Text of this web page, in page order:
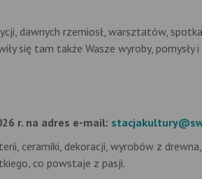
dawnych rzemiosł, warsztatów,
się tam także Wasze wyroby, pomysły i
r. na adres e-mail:
ceramiki, dekoracji, wyrobów z
co powstaje z pasji.